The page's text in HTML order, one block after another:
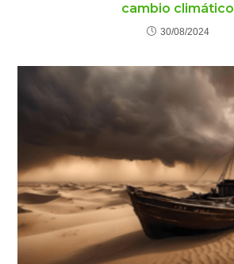
cambio climático
30/08/2024